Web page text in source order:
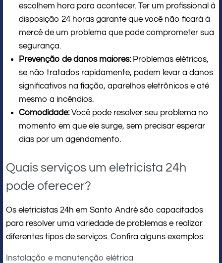
escolhem hora para acontecer. Ter um profissional à
disposição 24 horas garante que você não ficará à
mercê de um problema que pode comprometer sua
segurança.
Prevenção de danos maiores:Problemas elétricos,
se não tratados rapidamente, podem levar a danos
significativos na fiação, aparelhos eletrônicos e até
mesmo a incêndios.
Comodidade:Você pode resolver seu problema no
momento em que ele surge, sem precisar esperar
dias por um agendamento.
Quais serviços um eletricista 24h
pode oferecer?
Os eletricistas 24h em Santo André são capacitados
para resolver uma variedade de problemas e realizar
diferentes tipos de serviços. Confira alguns exemplos:
Instalação e manutenção elétrica